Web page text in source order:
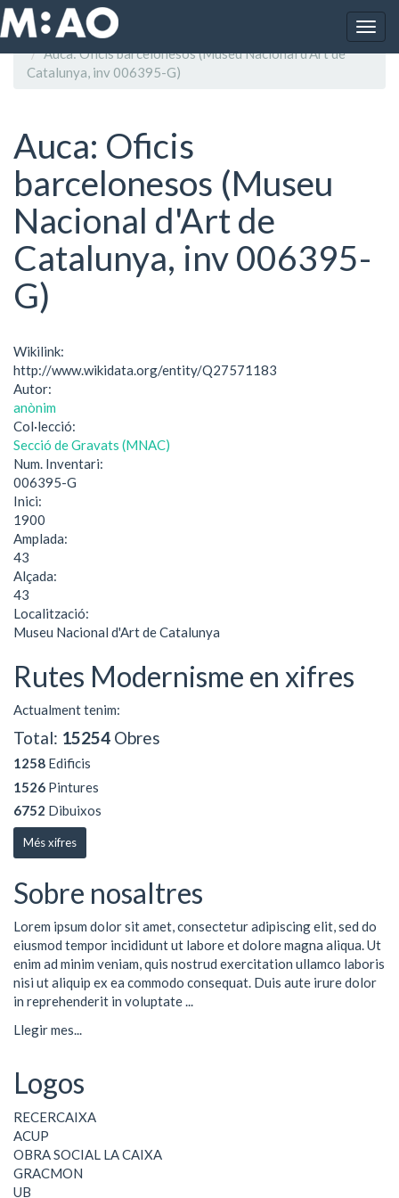
Vés al contingut
Inici
Auca: Oficis barcelonesos (Museu Nacional d'Art de
Catalunya, inv 006395-G)
Auca: Oficis
barcelonesos (Museu
Nacional d'Art de
Catalunya, inv 006395-
G)
Wikilink:
http://www.wikidata.org/entity/Q27571183
Autor:
anònim
Col·lecció:
Secció de Gravats (MNAC)
Num. Inventari:
006395-G
Inici:
1900
Amplada:
43
Alçada:
43
Localització:
Museu Nacional d'Art de Catalunya
Rutes Modernisme en xifres
Actualment tenim:
Total: 15254 Obres
1258 Edificis
1526 Pintures
6752 Dibuixos
Més xifres
Sobre nosaltres
Lorem ipsum dolor sit amet, consectetur adipiscing elit, sed do
eiusmod tempor incididunt ut labore et dolore magna aliqua. Ut
enim ad minim veniam, quis nostrud exercitation ullamco laboris
nisi ut aliquip ex ea commodo consequat. Duis aute irure dolor
in reprehenderit in voluptate ...
Llegir mes...
Logos
RECERCAIXA
ACUP
OBRA SOCIAL LA CAIXA
GRACMON
UB